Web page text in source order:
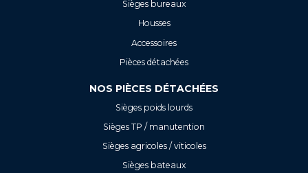
Sièges bureaux
Housses
Accessoires
Pièces détachées
NOS PIÈCES DÉTACHÉES
Sièges poids lourds
Sièges TP / manutention
Sièges agricoles / viticoles
Sièges bateaux